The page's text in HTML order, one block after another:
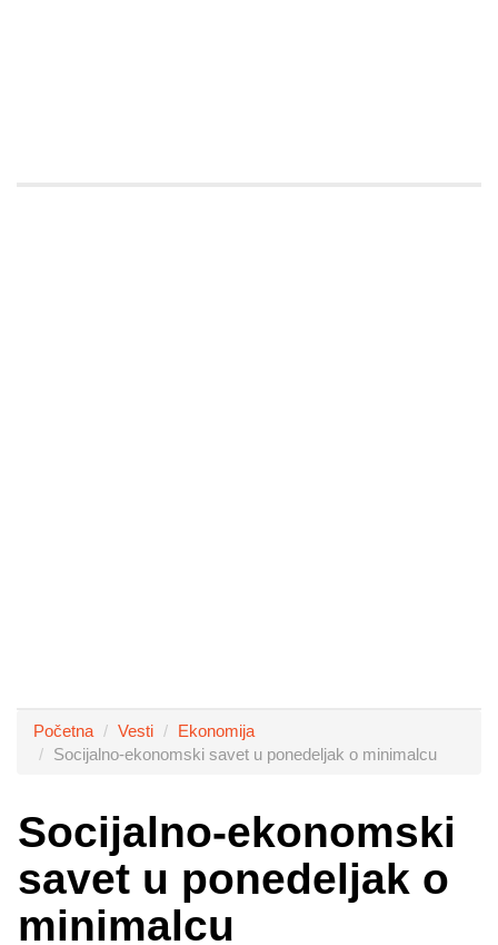
Početna Vesti
Ekonomija
Socijalno-ekonomski savet u ponedeljak o minimalcu
Socijalno-ekonomski
savet u ponedeljak o
minimalcu